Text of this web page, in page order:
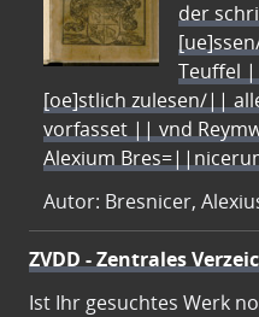
der
Teuffel
[oe]stlich zulesen/||
vorfasset || vnd
Alexium
Autor: Bresnicer,
ZVDD - Zentrales
Ist Ihr gesuchtes Werk